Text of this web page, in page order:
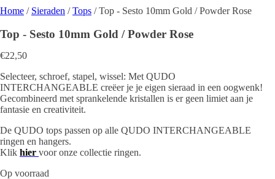
Home / Sieraden /Tops / Top - Sesto 10mm Gold / Powder Rose
Top - Sesto 10mm Gold / Powder Rose
€22,50
Selecteer, schroef, stapel, wissel: Met QUDO
INTERCHANGEABLE creëer je je eigen sieraad in een oogwenk!
Gecombineerd met sprankelende kristallen is er geen limiet aan je
fantasie en creativiteit.
De QUDO tops passen op alle QUDO INTERCHANGEABLE
ringen en hangers.
Klik hier voor onze collectie ringen.
Op voorraad